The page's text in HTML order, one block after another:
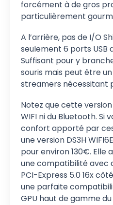
forcément à de gros
particulièrement
A l’arrière, pas de I/O
seulement 6 ports USB
Suffisant pour y
souris mais peut être
streamers nécessitant
Notez que cette
WIFI ni du Bluetooth. Si
confort apporté par
une version DS3H
pour environ 130€.
une compatibilité avec
PCI-Express 5.0 16x
une parfaite
GPU haut de gamme